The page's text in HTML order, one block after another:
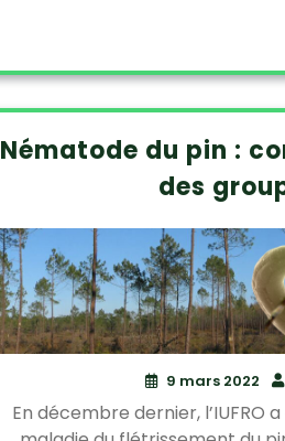
Nématode du pin :
des
9 mars 2022
En décembre dernier, l’IUFRO